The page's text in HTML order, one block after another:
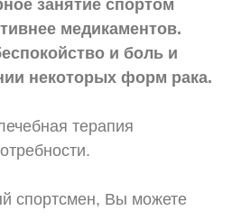
занятие спортом
медикаментов.
и боль и
некоторых форм рака.
терапия
спортсмен, Вы можете